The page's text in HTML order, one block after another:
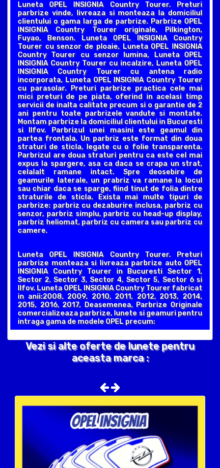
Luneta OPEL INSIGNIA Country Tourer. Preturi
parbrize vinde, livreaza si monteaza la domiciliul
clientului o gama larga de parbrize. Parbrize OPEL
INSIGNIA Country Tourer originale, Pilkington,
Fuyao, Benson. Luneta OPEL INSIGNIA Country
Tourer cu senzor de ploaie, Luneta OPEL INSIGNIA
Country Tourer cu senzor lumina, Luneta OPEL
INSIGNIA Country Tourer cu incalzire, Luneta OPEL
INSIGNIA Country Tourer cu antena radio
incorporata, Luneta OPEL INSIGNIA Country Tourer
cu parasolar. Preturi parbrize practica cele mai
mici preturi de pe piata, oferind in acelasi timp
servicii de inalta calitate precum si o garantie de 2
ani pentru toate parbrizele vandute si montate.
Montam parbrize la domiciliul clientului in Bucuresti
si Ilfov. Parbrizul unei masini este geamul din
partea frontala. Un parbriz este format din doua
straturi de sticla, legate cu o folie transparenta.
Parbrizul are doua straturi pentru ca este cel mai
expus la spargere, asa ca daca se crapa un strat,
celalalt ramane intact. Spre deosebire de
geamurile laterale, un prabriz va ramane la locul
sau chiar daca se sparge, fiind tinut de folia dintre
straturile de sticla. Exista mai multe tipuri de
parbrize: parbriz cu dezaburire inclusa, parbriz cu
senzor, parbriz simplu, parbriz cu head-up display,
parbriz heliomat, parbriz cu camera sau parbriz cu
camere.
Luneta OPEL INSIGNIA Country Tourer. Preturi
parbrize monteaza si livreaza parbrize auto OPEL
INSIGNIA Country Tourer in Bucuresti Sector 1,
Sector 2, Sector 3, Sector 4, Sector 5, Sector 6 si
Ilfov. Luneta OPEL INSIGNIA Country Tourer fabricat
in anii:2008, 2009, 2010, 2011, 2012, 2013, 2014,
2015, 2016, 2017, Deasemenea, Parbrize Originale
comercializeaza parbrize, lunete si geamuri pentru
intraga gama de modele OPEL precum:
Vezi si alte oferte de lunete pentru
aceasta marca :